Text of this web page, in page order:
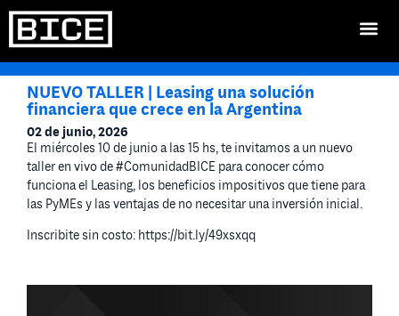
NUEVO TALLER | Leasing una solución
financiera que crece en la Argentina
02 de junio, 2026
El miércoles 10 de junio a las 15 hs, te invitamos a un nuevo
taller en vivo de #ComunidadBICE para conocer cómo
funciona el Leasing, los beneficios impositivos que tiene para
las PyMEs y las ventajas de no necesitar una inversión inicial.
Inscribite sin costo: https://bit.ly/49xsxqq